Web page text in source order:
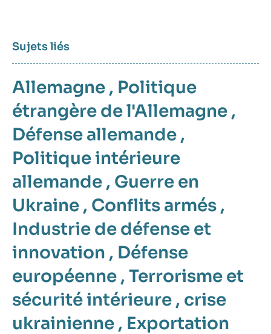
Sujets liés
Allemagne , Politique
étrangère de l'Allemagne ,
Défense allemande ,
Politique intérieure
allemande , Guerre en
Ukraine , Conflits armés ,
Industrie de défense et
innovation , Défense
européenne , Terrorisme et
sécurité intérieure , crise
ukrainienne , Exportation